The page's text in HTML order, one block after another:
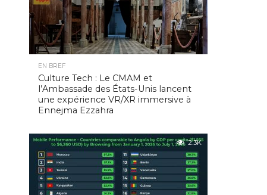
EN BREF
Culture Tech : Le CMAM et
l’Ambassade des États-Unis lancent
une expérience VR/XR immersive à
Ennejma Ezzahra
2.3K